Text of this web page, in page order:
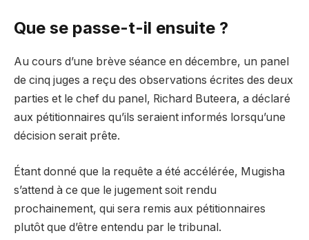
Que se passe-t-il ensuite ?
Au cours d’une brève séance en décembre, un panel
de cinq juges a reçu des observations écrites des deux
parties et le chef du panel, Richard Buteera, a déclaré
aux pétitionnaires qu’ils seraient informés lorsqu’une
décision serait prête.
Étant donné que la requête a été accélérée, Mugisha
s’attend à ce que le jugement soit rendu
prochainement, qui sera remis aux pétitionnaires
plutôt que d’être entendu par le tribunal.